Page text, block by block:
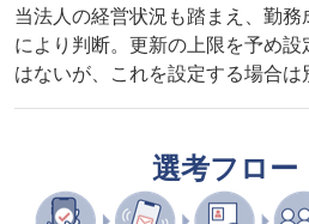
当法人の経営状況も踏まえ、勤務
により判断。更新の上限を予め設
はないが、これを設定する場合は
選考フロー